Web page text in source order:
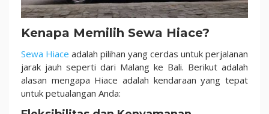
Kenapa Memilih Sewa Hiace?
Sewa Hiace adalah pilihan yang cerdas untuk perjalanan
jarak jauh seperti dari Malang ke Bali. Berikut adalah
alasan mengapa Hiace adalah kendaraan yang tepat
untuk petualangan Anda: